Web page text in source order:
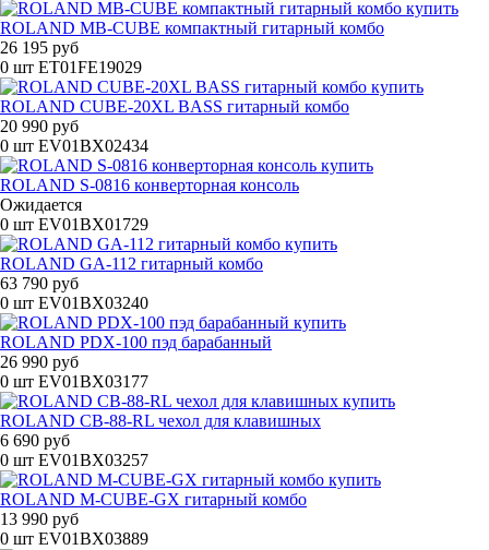
ROLAND MB-CUBE компактный гитарный комбо
26 195 руб
0 шт ET01FE19029
ROLAND CUBE-20XL BASS гитарный комбо
20 990 руб
0 шт EV01BX02434
ROLAND S-0816 конверторная консоль
Ожидается
0 шт EV01BX01729
ROLAND GA-112 гитарный комбо
63 790 руб
0 шт EV01BX03240
ROLAND PDX-100 пэд барабанный
26 990 руб
0 шт EV01BX03177
ROLAND CB-88-RL чехол для клавишных
6 690 руб
0 шт EV01BX03257
ROLAND M-CUBE-GX гитарный комбо
13 990 руб
0 шт EV01BX03889